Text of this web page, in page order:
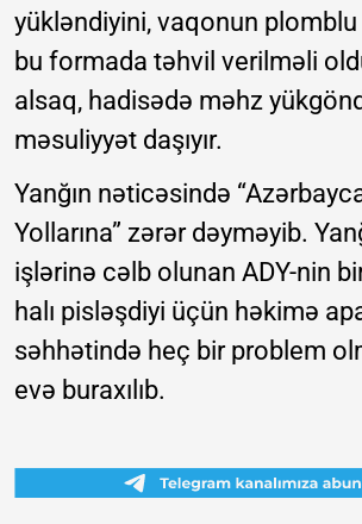
yükləndiyini, vaqonun
bu formada təhvil verilməli
alsaq, hadisədə məhz
məsuliyyət daşıyır.
Yanğın nəticəsində
Yollarına” zərər dəyməyib.
işlərinə cəlb olunan ADY-nin
halı pisləşdiyi üçün həkimə
səhhətində heç bir problem
evə buraxılıb.